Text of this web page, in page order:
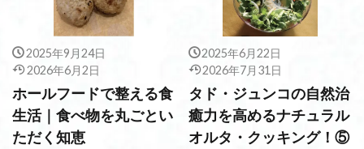
2025年9月24日
2026年6月2日
ホールフードで整える食
生活｜食べ物を丸ごとい
ただく知恵
2025年6月22日
2026年7月31日
タド・ジュンコの自然治
癒力を高めるナチュラル
オルタ・クッキング！⑤